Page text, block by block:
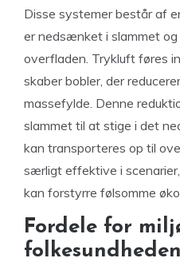
Disse systemer består af
er nedsænket i slammet
overfladen. Trykluft føres
skaber bobler, der
massefylde. Denne
slammet til at stige i det
kan transporteres op til
særligt effektive i
kan forstyrre følsomme
Fordele for
folkesundheden